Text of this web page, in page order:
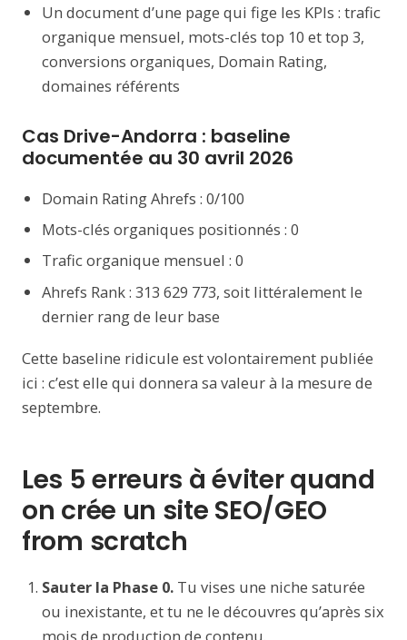
Un document d’une page qui fige les KPIs : trafic
organique mensuel, mots-clés top 10 et top 3,
conversions organiques, Domain Rating,
domaines référents
Cas Drive-Andorra : baseline
documentée au 30 avril 2026
Domain Rating Ahrefs : 0/100
Mots-clés organiques positionnés : 0
Trafic organique mensuel : 0
Ahrefs Rank : 313 629 773, soit littéralement le
dernier rang de leur base
Cette baseline ridicule est volontairement publiée
ici : c’est elle qui donnera sa valeur à la mesure de
septembre.
Les 5 erreurs à éviter quand
on crée un site SEO/GEO
from scratch
Sauter la Phase 0. Tu vises une niche saturée
ou inexistante, et tu ne le découvres qu’après six